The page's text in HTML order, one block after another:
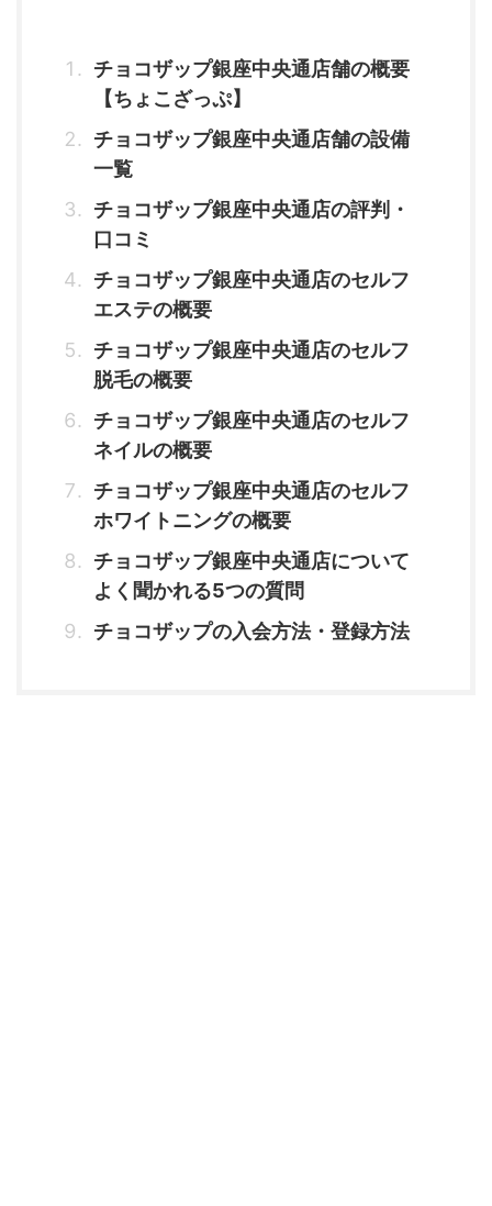
チョコザップ銀座中央通店舗の概要
【ちょこざっぷ】
チョコザップ銀座中央通店舗の設備
一覧
チョコザップ銀座中央通店の評判・
口コミ
チョコザップ銀座中央通店のセルフ
エステの概要
チョコザップ銀座中央通店のセルフ
脱毛の概要
チョコザップ銀座中央通店のセルフ
ネイルの概要
チョコザップ銀座中央通店のセルフ
ホワイトニングの概要
チョコザップ銀座中央通店について
よく聞かれる5つの質問
チョコザップの入会方法・登録方法